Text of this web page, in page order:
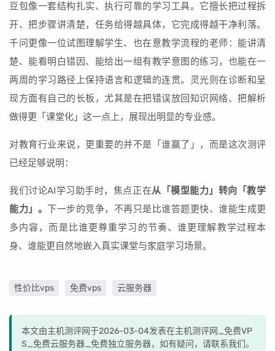
豆包像一套结构扎实、执行可靠的学习工具。它擅长把过程拆
开、把步骤讲清楚，任务给得越具体，它完成得越干净利落。
千问更像一位试图理解学生、也在意教学流程的老师：能讲清
楚、能看明白错因、能给出一组有教学意图的练习，也能在一
两周的学习路径上保持语言和逻辑的连贯。灵光则在诊断和呈
现方面有自己的长板，尤其是在把错误放回知识网络、把解析
做得更「课堂化」这一点上，展现出明显的专业感。
对教育行业来说，更重要的并不是「谁赢了」，而是这次测评
已经足够说明：
我们讨论AI学习助手时，焦点正在从「模型能力」转向「教学
能力」。 下一步的竞争，不再只是比谁答题更快、谁能生成更
多内容，而是比谁更尊重学习的节奏、谁更理解教学过程本
身、谁能更自然地嵌入真实课堂与家庭学习场景。
性价比vps 免费vps 云服务器
本文由主机测评网于2026-03-04发表在主机测评网_免费VP
S_免费云服务器_免费独立服务器，如有疑问，请联系我们。